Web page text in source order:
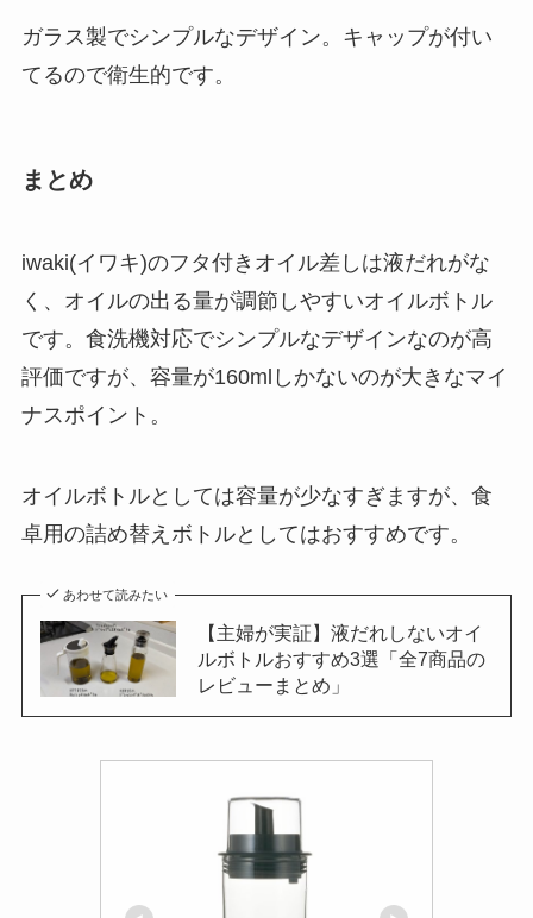
ガラス製でシンプルなデザイン。キャップが付い
てるので衛生的です。
まとめ
iwaki(イワキ)のフタ付きオイル差し は液だれがな
く、オイルの出る量が調節しやすいオイルボトル
です。食洗機対応でシンプルなデザインなのが高
評価ですが、容量が160mlしかないのが大きなマイ
ナスポイント。
オイルボトルとしては容量が少なすぎますが、食
卓用の詰め替えボトルとしてはおすすめです。
あわせて読みたい
【主婦が実証】液だれしないオイ
ルボトルおすすめ3選「全7商品の
レビューまとめ」